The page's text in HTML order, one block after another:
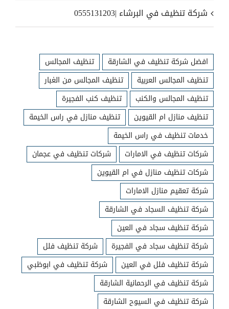
شركة تنظيف في البرشاء |0555131203
افضل شركة تنظيف في الشارقة
تنظيف المجالس
تنظيف المجالس العربية
تنظيف المجالس من الغبار
تنظيف المجالس والكنب
تنظيف كنب الفجيرة
تنظيف منازل ام القيوين
تنظيف منازل في راس الخيمة
خدمات تنظيف في راس الخيمة
شركات تنظيف في الامارات
شركات تنظيف في عجمان
شركات تنظيف منازل في ام القيوين
شركة تعقيم منازل الامارات
شركة تنظيف السجاد في الشارقة
شركة تنظيف سجاد في العين
شركة تنظيف سجاد في الفجيرة
شركة تنظيف فلل
شركة تنظيف فلل في العين
شركة تنظيف في ابوظبي
شركة تنظيف في الرحمانية الشارقة
شركة تنظيف في السيوح الشارقة